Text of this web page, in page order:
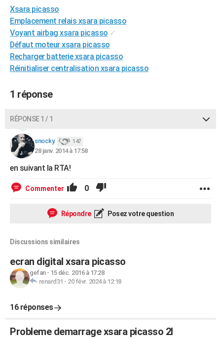
Destinations
City break
Voyage nature
Voyage de noces
Forum
Climat
+PHOTO
GUIDES D'ACHAT
BONS PLANS
CARTE DE VOEUX
Carte de Noël
Carte Bonne année
Carte Saint-Valentin
Carte Pâques
Carte d'anniversaire
DICTIONNAIRE
S'inscrire
Se connecter
Lycées
Collèges
Primaires
Universités
Entreprises
Service militaire
Avis de recherche
AVIS DE DÉCÈS
FORUM
Bricolage
Lifestyle
Culture
Sport
Auto
Television
Voyage
Cinema
Xsara picasso
Emplacement relais xsara picasso
Voyant airbag xsara picasso ✓
Défaut moteur xsara picasso
Recharger batterie xsara picasso
Réinitialiser centralisation xsara picasso
1 réponse
RÉPONSE 1 / 1
snocky. 147
28 janv. 2014 à 17:58
en suivant la RTA!
Commenter 0
Répondre Posez votre question
Discussions similaires
ecran digital xsara picasso
gefan- 15 déc. 2016 à 17:28
renard31 - 20 févr. 2024 à 12:18
16 réponses
Probleme demarrage xsara picasso 2l